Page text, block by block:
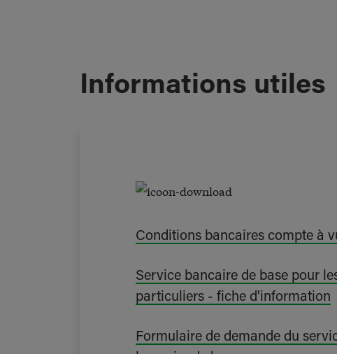
Informations utiles
Conditions bancaires compte à
Service bancaire de base pour
particuliers - fiche d'information
Formulaire de demande du